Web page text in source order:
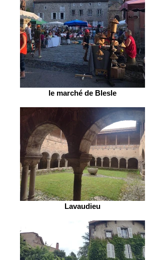
le marché de Blesle
Lavaudieu